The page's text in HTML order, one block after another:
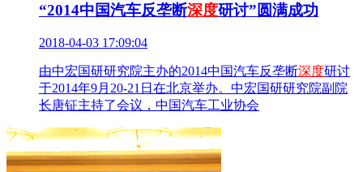
“2014中国汽车反垄断深度研讨”圆满成功
2018-04-03 17:09:04
由中宏国研研究院主办的2014中国汽车反垄断深度研讨
于2014年9月20-21日在北京举办。中宏国研研究院副院
长唐钲主持了会议，中国汽车工业协会